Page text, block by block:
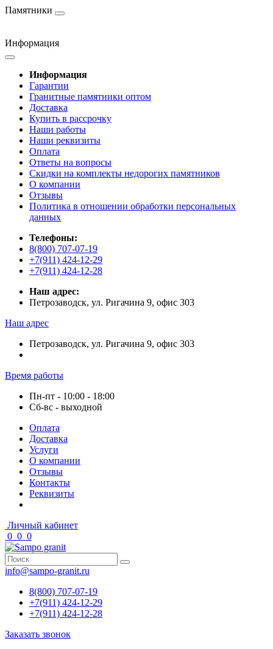
Памятники
Информация
Информация
Гарантии
Гранитные памятники оптом
Доставка
Купить в рассрочку
Наши работы
Наши реквизиты
Оплата
Ответы на вопросы
Скидки на комплекты недорогих памятников
О компании
Отзывы
Политика в отношении обработки персональных
данных
Телефоны:
8(800) 707-07-19
+7(911) 424-12-29
+7(911) 424-12-28
Наш адрес:
Петрозаводск, ул. Ригачина 9, офис 303
Наш адрес
Петрозаводск, ул. Ригачина 9, офис 303
Время работы
Пн-пт - 10:00 - 18:00
Сб-вс - выходной
Оплата
Доставка
Услуги
О компании
Отзывы
Контакты
Реквизиты
Личный кабинет
0 0 0
info@sampo-granit.ru
8(800) 707-07-19
+7(911) 424-12-29
+7(911) 424-12-28
Заказать звонок